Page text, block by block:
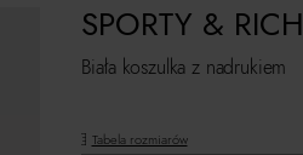
Biała koszulka z nadrukiem
SPORTY & RICH
Tabela rozmiarów